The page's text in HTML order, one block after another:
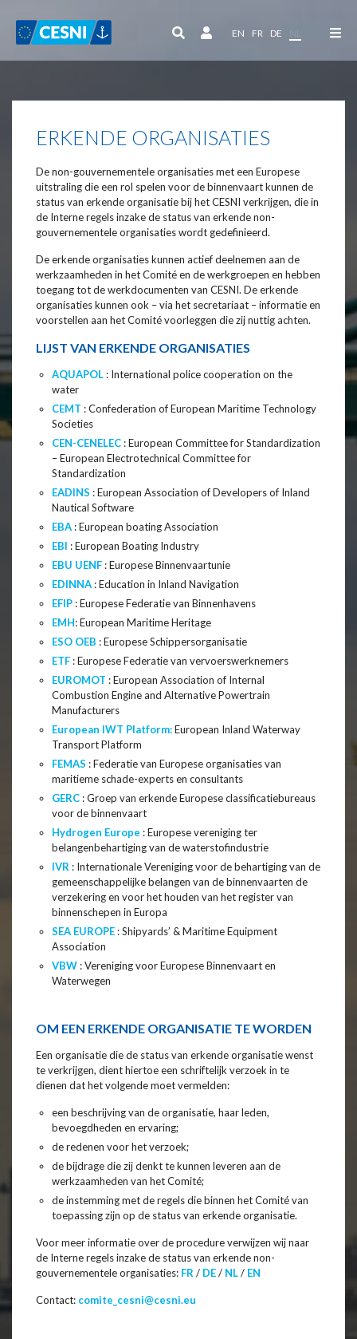
EN FR DE NL
ERKENDE ORGANISATIES
De non-gouvernementele organisaties met een Europese
uitstraling die een rol spelen voor de binnenvaart kunnen de
status van erkende organisatie bij het CESNI verkrijgen, die in
de Interne regels inzake de status van erkende non-
gouvernementele organisaties wordt gedefinieerd.
De erkende organisaties kunnen actief deelnemen aan de
werkzaamheden in het Comité en de werkgroepen en hebben
toegang tot de werkdocumenten van CESNI. De erkende
organisaties kunnen ook – via het secretariaat – informatie en
voorstellen aan het Comité voorleggen die zij nuttig achten.
LIJST VAN ERKENDE ORGANISATIES
AQUAPOL : International police cooperation on the
water
CEMT : Confederation of European Maritime Technology
Societies
CEN-CENELEC : European Committee for Standardization
– European Electrotechnical Committee for
Standardization
EADINS : European Association of Developers of Inland
Nautical Software
EBA : European boating Association
EBI : European Boating Industry
EBU UENF : Europese Binnenvaartunie
EDINNA : Education in Inland Navigation
EFIP : Europese Federatie van Binnenhavens
EMH: European Maritime Heritage
ESO OEB : Europese Schippersorganisatie
ETF : Europese Federatie van vervoerswerknemers
EUROMOT : European Association of Internal
Combustion Engine and Alternative Powertrain
Manufacturers
European IWT Platform:European Inland Waterway
Transport Platform
FEMAS : Federatie van Europese organisaties van
maritieme schade-experts en consultants
GERC : Groep van erkende Europese classificatiebureaus
voor de binnenvaart
Hydrogen Europe : Europese vereniging ter
belangenbehartiging van de waterstofindustrie
IVR : Internationale Vereniging voor de behartiging van de
gemeenschappelijke belangen van de binnenvaarten de
verzekering en voor het houden van het register van
binnenschepen in Europa
SEA EUROPE : Shipyards’ & Maritime Equipment
Association
VBW : Vereniging voor Europese Binnenvaart en
Waterwegen
OM EEN ERKENDE ORGANISATIE TE WORDEN
Een organisatie die de status van erkende organisatie wenst
te verkrijgen, dient hiertoe een schriftelijk verzoek in te
dienen dat het volgende moet vermelden:
een beschrijving van de organisatie, haar leden,
bevoegdheden en ervaring;
de redenen voor het verzoek;
de bijdrage die zij denkt te kunnen leveren aan de
werkzaamheden van het Comité;
de instemming met de regels die binnen het Comité van
toepassing zijn op de status van erkende organisatie.
Voor meer informatie over de procedure verwijzen wij naar
de Interne regels inzake de status van erkende non-
gouvernementele organisaties: FR / DE/ NL/ EN
Contact: comite_cesni@cesni.eu